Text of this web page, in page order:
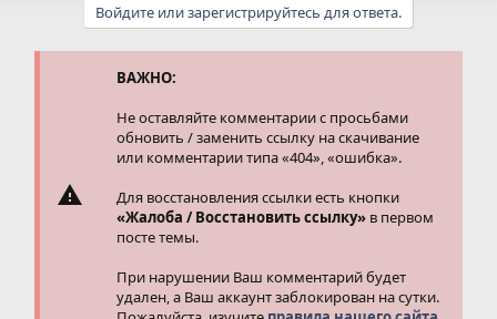
Войдите или зарегистрируйтесь для ответа.
ВАЖНО:
Не оставляйте комментарии с просьбами
обновить / заменить ссылку на скачивание
или комментарии типа «404», «ошибка».
Для восстановления ссылки есть кнопки
«Жалоба / Восстановить ссылку» в первом
посте темы.
При нарушении Ваш комментарий будет
удален, а Ваш аккаунт заблокирован на сутки.